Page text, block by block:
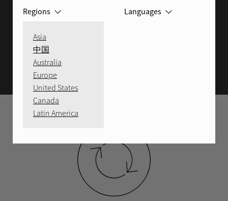
Regions
Asia
中国
Australia
Europe
United States
Canada
Latin America
Languages